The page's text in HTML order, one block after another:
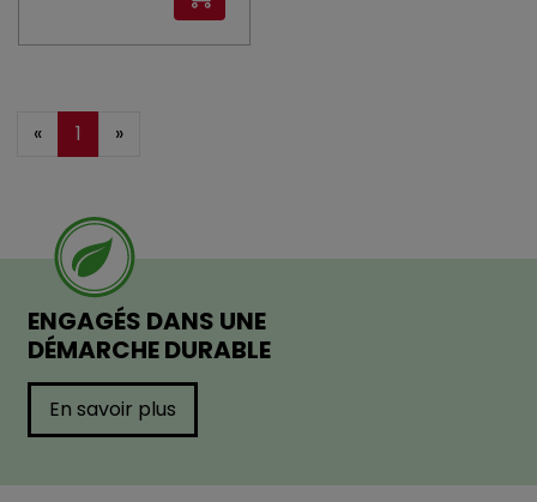
« 1 »
ENGAGÉS DANS UNE
DÉMARCHE DURABLE
En savoir plus